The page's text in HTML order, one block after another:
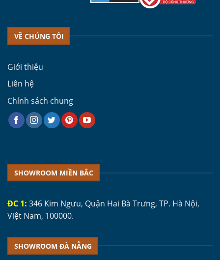
VỀ CHÚNG TÔI
Giới thiệu
Liên hệ
Chính sách chung
SHOWROOM MIỀN BẮC
ĐC 1: 346 Kim Ngưu, Quận Hai Bà Trưng, TP. Hà Nội,
Việt Nam, 100000.
SHOWROOM ĐÀ NẴNG